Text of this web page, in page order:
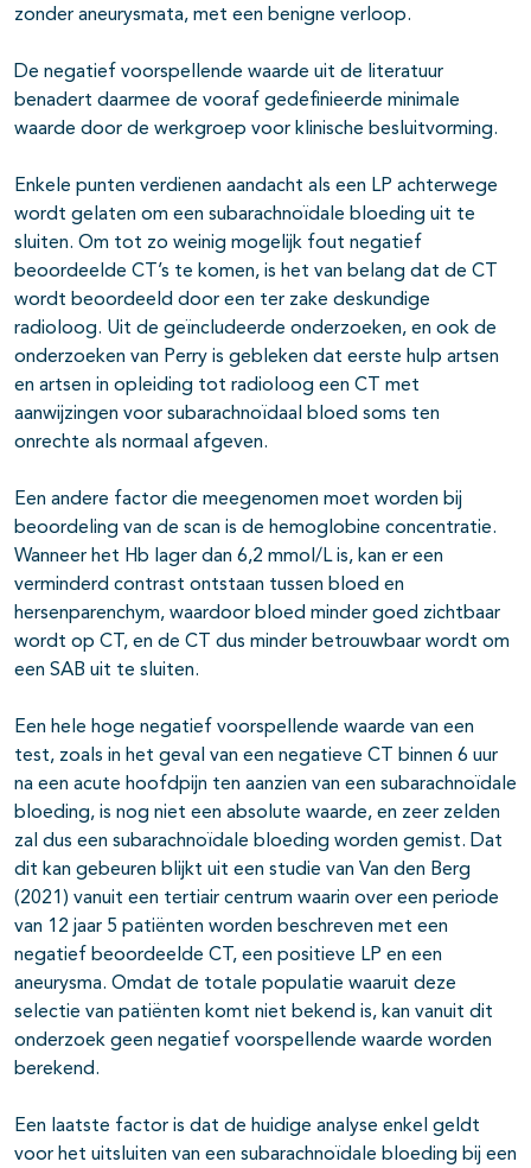
zonder aneurysmata, met een benigne verloop.
De negatief voorspellende waarde uit de literatuur
benadert daarmee de vooraf gedefinieerde minimale
waarde door de werkgroep voor klinische besluitvorming.
Enkele punten verdienen aandacht als een LP achterwege
wordt gelaten om een subarachnoïdale bloeding uit te
sluiten. Om tot zo weinig mogelijk fout negatief
beoordeelde CT’s te komen, is het van belang dat de CT
wordt beoordeeld door een ter zake deskundige
radioloog. Uit de geïncludeerde onderzoeken, en ook de
onderzoeken van Perry is gebleken dat eerste hulp artsen
en artsen in opleiding tot radioloog een CT met
aanwijzingen voor subarachnoïdaal bloed soms ten
onrechte als normaal afgeven.
Een andere factor die meegenomen moet worden bij
beoordeling van de scan is de hemoglobine concentratie.
Wanneer het Hb lager dan 6,2 mmol/L is, kan er een
verminderd contrast ontstaan tussen bloed en
hersenparenchym, waardoor bloed minder goed zichtbaar
wordt op CT, en de CT dus minder betrouwbaar wordt om
een SAB uit te sluiten.
Een hele hoge negatief voorspellende waarde van een
test, zoals in het geval van een negatieve CT binnen 6 uur
na een acute hoofdpijn ten aanzien van een subarachnoïdale
bloeding, is nog niet een absolute waarde, en zeer zelden
zal dus een subarachnoïdale bloeding worden gemist. Dat
dit kan gebeuren blijkt uit een studie van Van den Berg
(2021) vanuit een tertiair centrum waarin over een periode
van 12 jaar 5 patiënten worden beschreven met een
negatief beoordeelde CT, een positieve LP en een
aneurysma. Omdat de totale populatie waaruit deze
selectie van patiënten komt niet bekend is, kan vanuit dit
onderzoek geen negatief voorspellende waarde worden
berekend.
Een laatste factor is dat de huidige analyse enkel geldt
voor het uitsluiten van een subarachnoïdale bloeding bij een